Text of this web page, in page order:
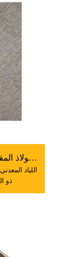
هيكل مسامي من الفولاذ المقاوم للصدأ ورأى الألياف المعدنية...
اللباد
ذو